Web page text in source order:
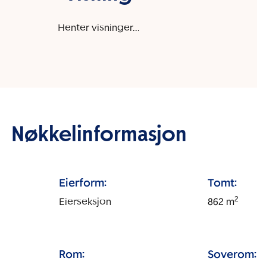
Henter visninger...
Nøkkelinformasjon
Eierform:
Eierseksjon
Tomt:
862 m2
Rom: Soverom: